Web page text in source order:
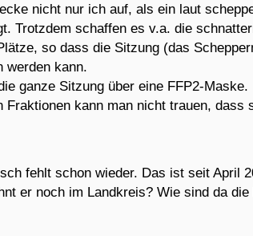
nicht nur ich auf, als ein laut
Trotzdem schaffen es v.a. die
so dass die Sitzung (das
werden kann.
ganze Sitzung über eine FFP2-
Fraktionen kann man nicht trauen,
fehlt schon wieder. Das ist seit April
er noch im Landkreis? Wie sind da